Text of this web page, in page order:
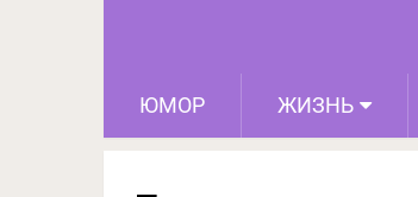
ЮМОР ЖИЗНЬ